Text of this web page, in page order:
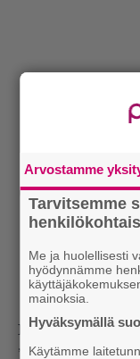
Boards Of
”Kaksikon
Arvostamme
Tarvitsemme
Me ja huolellisesti
hyödynnämme
mainoksia.
Hyväksymällä
Käytämme